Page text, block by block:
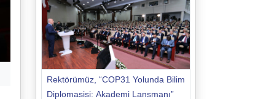
Rektörümüz, “COP31 Yolunda Bilim
Diplomasisi: Akademi Lansmanı”